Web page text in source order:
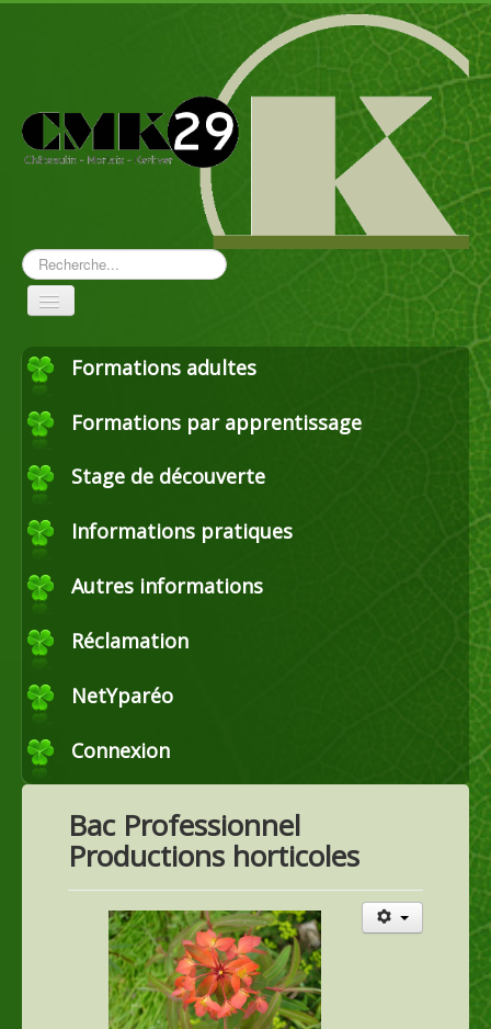
Rechercher
Toggle
Navigation
Aménagement paysager
Commerce
Formations adultes
Formations par apprentissage
Stage de découverte
Informations pratiques
Autres informations
Réclamation
NetYparéo
Connexion
Bac Professionnel
Productions horticoles